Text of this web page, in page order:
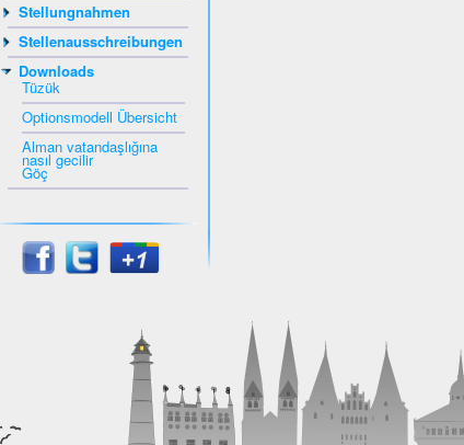
Stellungnahmen
Stellenausschreibungen
Downloads
Tüzük
Optionsmodell Übersicht
Alman vatandaşlığına
nasıl gecilir
Göç